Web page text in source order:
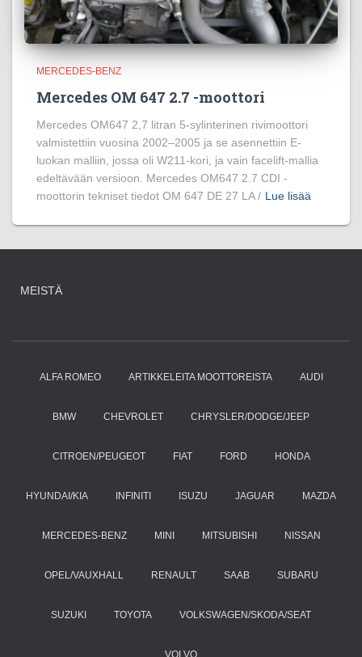
MERCEDES-BENZ
Mercedes OM 647 2.7 -moottori
Mercedes OM647 2,7 litran 5-sylinterinen rivimoottori
valmistettiin vuosina 2002–2005 ja se asennettiin E-
luokan malliin, jossa oli W211-kori, ja vain facelift-mallia
edeltävään versioon. Mercedes OM647 2.7 CDI -
moottorin tekniset tiedot OM 647 DE 27 LA / Lue lisää
MEISTÄ
ALFA ROMEO ARTIKKELEITA MOOTTOREISTA AUDI
BMW CHEVROLET CHRYSLER/DODGE/JEEP
CITROEN/PEUGEOT FIAT FORD HONDA
HYUNDAI/KIA INFINITI ISUZU JAGUAR MAZDA
MERCEDES-BENZ MINI MITSUBISHI NISSAN
OPEL/VAUXHALL RENAULT SAAB SUBARU
SUZUKI TOYOTA VOLKSWAGEN/SKODA/SEAT
VOLVO